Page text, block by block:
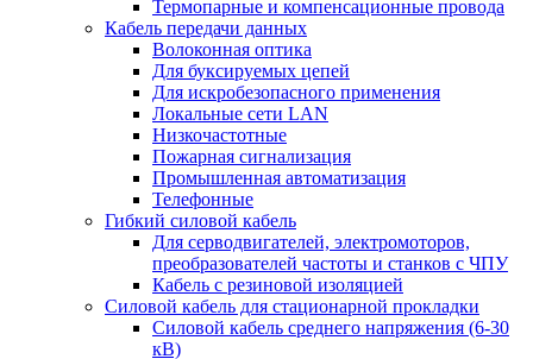
Термопарные и компенсационные провода
Кабель передачи данных
Волоконная оптика
Для буксируемых цепей
Для искробезопасного применения
Локальные сети LAN
Низкочастотные
Пожарная сигнализация
Промышленная автоматизация
Телефонные
Гибкий силовой кабель
Для серводвигателей, электромоторов,
преобразователей частоты и станков с ЧПУ
Кабель с резиновой изоляцией
Силовой кабель для стационарной прокладки
Силовой кабель среднего напряжения (6-30
кВ)